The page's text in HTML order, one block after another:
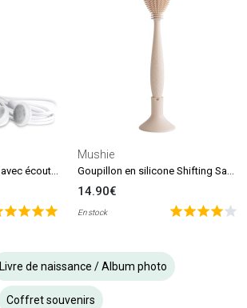
Mushie
14.90€
En stock
Livre de naissance / Album photo
Coffret souvenirs